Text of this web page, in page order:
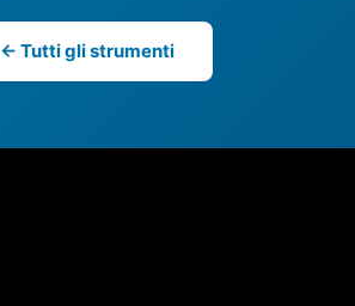
← Tutti gli strumenti